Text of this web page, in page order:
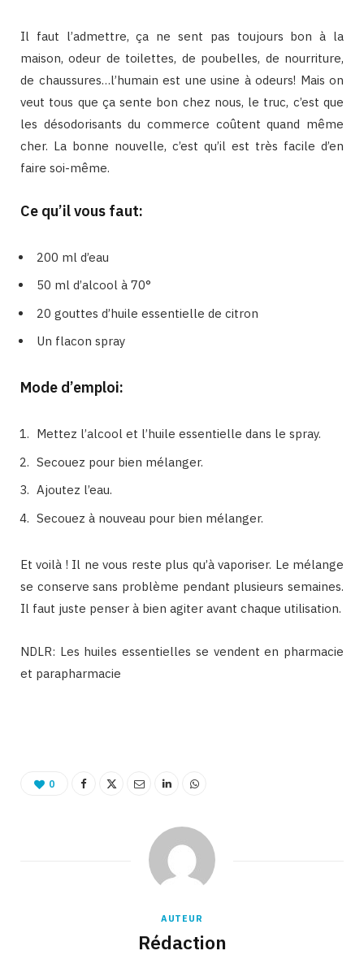
Il faut l’admettre, ça ne sent pas toujours bon à la
maison, odeur de toilettes, de poubelles, de nourriture,
de chaussures…l’humain est une usine à odeurs! Mais on
veut tous que ça sente bon chez nous, le truc, c’est que
les désodorisants du commerce coûtent quand même
cher. La bonne nouvelle, c’est qu’il est très facile d’en
faire soi-même.
Ce qu’il vous faut:
200 ml d’eau
50 ml d’alcool à 70°
20 gouttes d’huile essentielle de citron
Un flacon spray
Mode d’emploi:
Mettez l’alcool et l’huile essentielle dans le spray.
Secouez pour bien mélanger.
Ajoutez l’eau.
Secouez à nouveau pour bien mélanger.
Et voilà ! Il ne vous reste plus qu’à vaporiser. Le mélange
se conserve sans problème pendant plusieurs semaines.
Il faut juste penser à bien agiter avant chaque utilisation.
NDLR: Les huiles essentielles se vendent en pharmacie
et parapharmacie
0
AUTEUR
Rédaction